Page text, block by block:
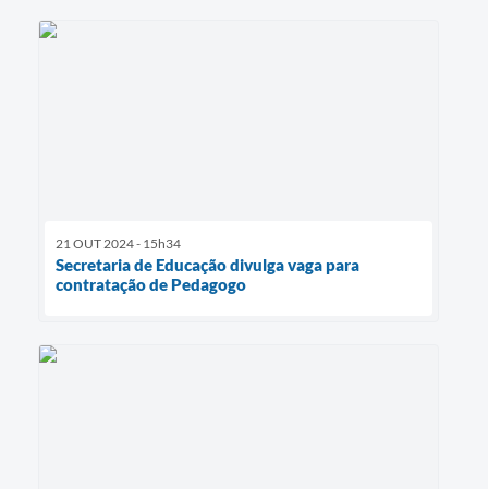
21 OUT 2024 - 15h34
Secretaria de Educação divulga vaga para
contratação de Pedagogo